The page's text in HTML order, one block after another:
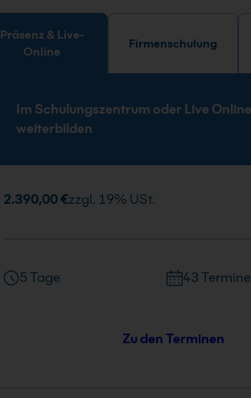
Präsenz & Live-
Online
Firmenschulung
Im Schulungszentrum oder Live Online
weiterbilden
2.390,00 €zzgl. 19% USt.
5 Tage 43 Termine
Zu den Terminen